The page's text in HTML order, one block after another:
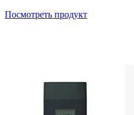
Посмотреть продукт